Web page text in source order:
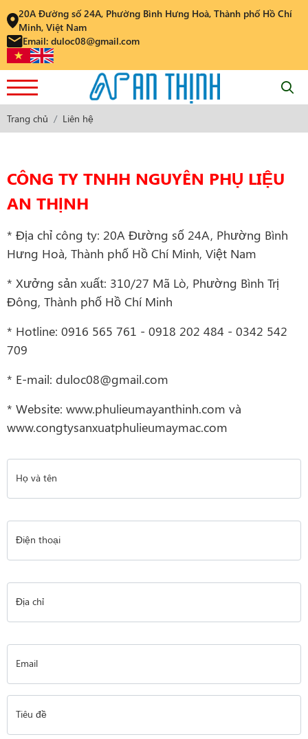
20A Đường số 24A, Phường Bình Hưng Hoà, Thành phố Hồ Chí
Minh, Việt Nam
Email: duloc08@gmail.com
Trang chủ Liên hệ
CÔNG TY TNHH NGUYÊN PHỤ LIỆU
AN THỊNH
* Địa chỉ công ty: 20A Đường số 24A, Phường Bình
Hưng Hoà, Thành phố Hồ Chí Minh, Việt Nam
* Xưởng sản xuất: 310/27 Mã Lò, Phường Bình Trị
Đông, Thành phố Hồ Chí Minh
* Hotline: 0916 565 761 - 0918 202 484 - 0342 542
709
* E-mail: duloc08@gmail.com
* Website: www.phulieumayanthinh.com và
www.congtysanxuatphulieumaymac.com
Họ và tên
Điện thoại
Địa chỉ
Email
Tiêu đề